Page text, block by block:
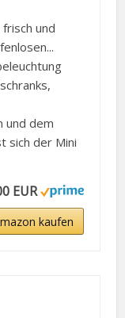
und
und dem
sich der Mini
EUR
kaufen